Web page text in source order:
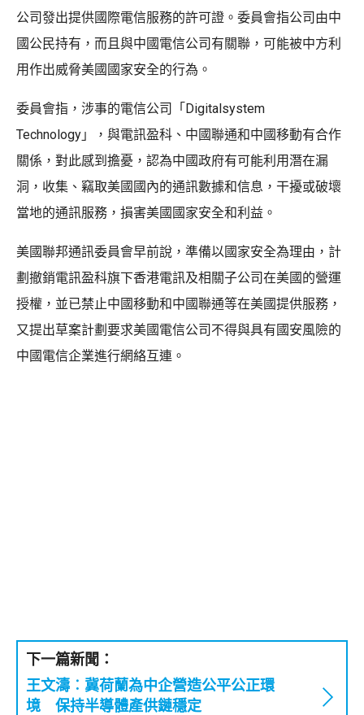
公司發出提供國際電信服務的許可證。委員會指公司由中
國公民持有，而且與中國電信公司有關聯，可能被中方利
用作出威脅美國國家安全的行為。
委員會指，涉事的電信公司「Digitalsystem
Technology」，與電訊盈科、中國聯通和中國移動有合作
關係，對此感到擔憂，認為中國政府有可能利用潛在漏
洞，收集、竊取美國國內的通訊數據和信息，干擾或破壞
當地的通訊服務，損害美國國家安全和利益。
美國聯邦通訊委員會早前說，準備以國家安全為理由，計
劃撤銷電訊盈科旗下香港電訊及相關子公司在美國的營運
授權，並已禁止中國移動和中國聯通等在美國提供服務，
又提出草案計劃要求美國電信公司不得與具有國安風險的
中國電信企業進行網絡互連。
下一篇新聞：
王文濤︰冀荷蘭為中企營造公平公正環
境 保持半導體產供鏈穩定